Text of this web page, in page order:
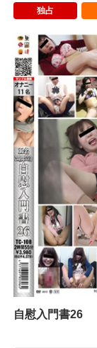
独占
自慰入門書26